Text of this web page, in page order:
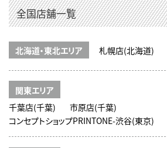
全国店舗一覧
北海道・東北エリア 札幌店(北海道)
関東エリア
千葉店(千葉)
市原店(千葉)
コンセプトショップPRINTONE-渋谷(東京)